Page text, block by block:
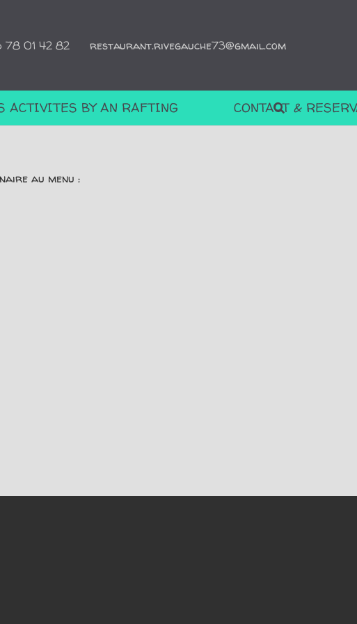
01 42 82 restaurant.rivegauche73@gmail.com
ACTIVITES BY AN RAFTING CONTACT &
au menu :